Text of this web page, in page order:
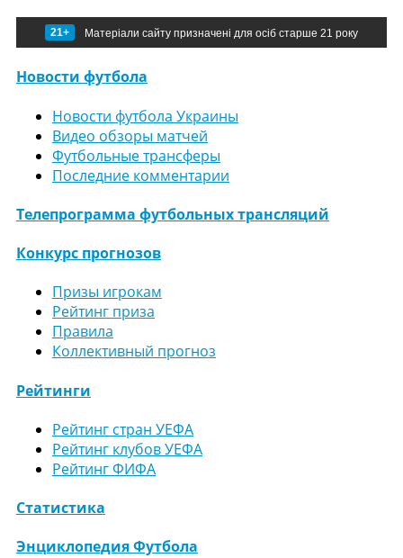
21+ Матеріали сайту призначені для осіб старше 21 року
Новости футбола
Новости футбола Украины
Видео обзоры матчей
Футбольные трансферы
Последние комментарии
Телепрограмма футбольных трансляций
Конкурс прогнозов
Призы игрокам
Рейтинг приза
Правила
Коллективный прогноз
Рейтинги
Рейтинг стран УЕФА
Рейтинг клубов УЕФА
Рейтинг ФИФА
Статистика
Энциклопедия Футбола